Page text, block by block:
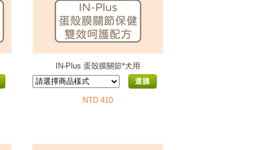
IN-Plus 蛋殼膜關節*犬用
選購
NTD 410